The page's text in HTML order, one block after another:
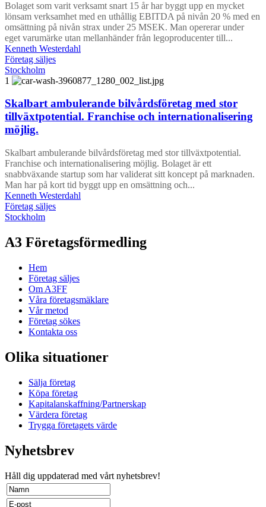
Bolaget som varit verksamt snart 15 år har byggt upp en mycket
lönsam verksamhet med en uthållig EBITDA på nivån 20 % med en
omsättning på nivån strax under 25 MSEK. Man opererar under
eget varumärke utan mellanhänder från legoproducenter till...
Kenneth Westerdahl
Företag säljes
Stockholm
1
Skalbart ambulerande bilvårdsföretag med stor
tillväxtpotential. Franchise och internationalisering
möjlig.
Skalbart ambulerande bilvårdsföretag med stor tillväxtpotential.
Franchise och internationalisering möjlig. Bolaget är ett
snabbväxande startup som har validerat sitt koncept på marknaden.
Man har på kort tid byggt upp en omsättning och...
Kenneth Westerdahl
Företag säljes
Stockholm
A3 Företagsförmedling
Hem
Företag säljes
Om A3FF
Våra företagsmäklare
Vår metod
Företag sökes
Kontakta oss
Olika situationer
Sälja företag
Köpa företag
Kapitalanskaffning/Partnerskap
Värdera företag
Trygga företagets värde
Nyhetsbrev
Håll dig uppdaterad med vårt nyhetsbrev!